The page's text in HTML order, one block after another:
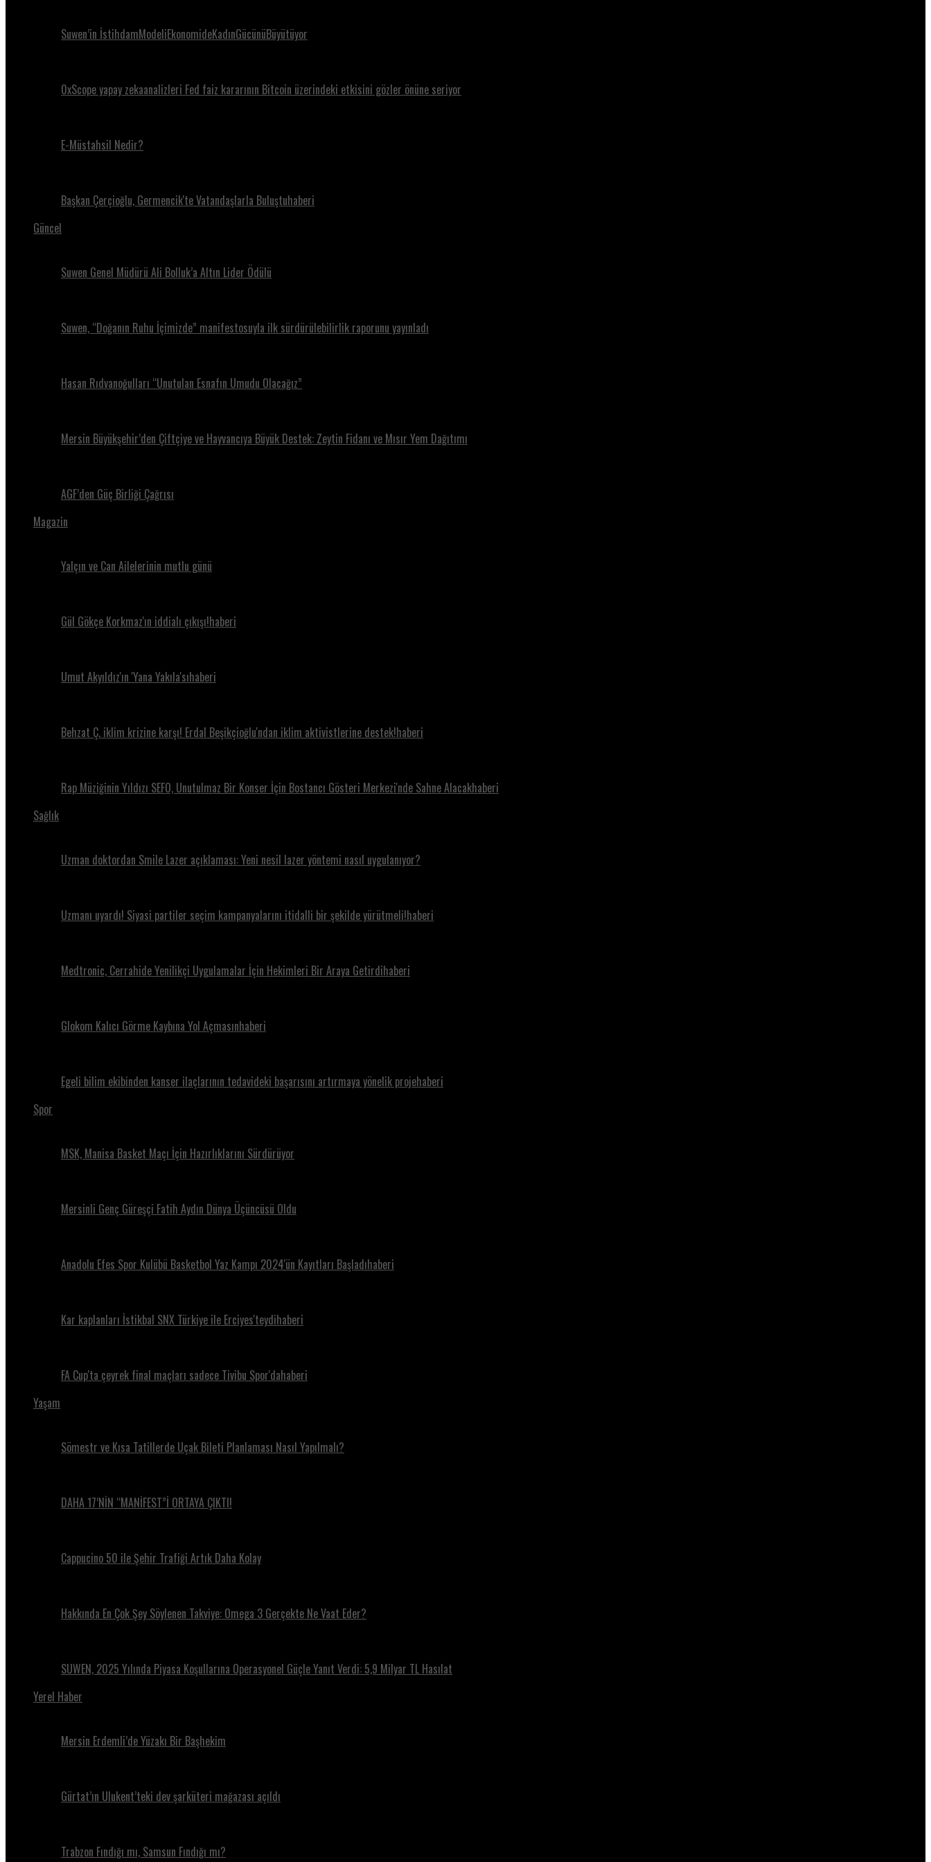
Suwen’in İstihdamModeliEkonomideKadınGücünüBüyütüyor
0xScope yapay zekaanalizleri Fed faiz kararının Bitcoin üzerindeki etkisini gözler önüne seriyor
E-Müstahsil Nedir?
Başkan Çerçioğlu, Germencik'te Vatandaşlarla Buluştuhaberi
Güncel
Suwen Genel Müdürü Ali Bolluk’a Altın Lider Ödülü
Suwen, “Doğanın Ruhu İçimizde” manifestosuyla ilk sürdürülebilirlik raporunu yayınladı
Hasan Rıdvanoğulları “Unutulan Esnafın Umudu Olacağız”
Mersin Büyükşehir’den Çiftçiye ve Hayvancıya Büyük Destek: Zeytin Fidanı ve Mısır Yem Dağıtımı
AGF’den Güç Birliği Çağrısı
Magazin
Yalçın ve Can Ailelerinin mutlu günü
Gül Gökçe Korkmaz'ın iddialı çıkışı!haberi
Umut Akyıldız'ın 'Yana Yakıla'sıhaberi
Behzat Ç. iklim krizine karşı! Erdal Beşikçioğlu'ndan iklim aktivistlerine destek!haberi
Rap Müziğinin Yıldızı SEFO, Unutulmaz Bir Konser İçin Bostancı Gösteri Merkezi'nde Sahne Alacakhaberi
Sağlık
Uzman doktordan Smile Lazer açıklaması: Yeni nesil lazer yöntemi nasıl uygulanıyor?
Uzmanı uyardı! Siyasi partiler seçim kampanyalarını itidalli bir şekilde yürütmeli!haberi
Medtronic, Cerrahide Yenilikçi Uygulamalar İçin Hekimleri Bir Araya Getirdihaberi
Glokom Kalıcı Görme Kaybına Yol Açmasınhaberi
Egeli bilim ekibinden kanser ilaçlarının tedavideki başarısını artırmaya yönelik projehaberi
Spor
MSK, Manisa Basket Maçı İçin Hazırlıklarını Sürdürüyor
Mersinli Genç Güreşçi Fatih Aydın Dünya Üçüncüsü Oldu
Anadolu Efes Spor Kulübü Basketbol Yaz Kampı 2024'ün Kayıtları Başladıhaberi
Kar kaplanları İstikbal SNX Türkiye ile Erciyes'teydihaberi
FA Cup'ta çeyrek final maçları sadece Tivibu Spor'dahaberi
Yaşam
Sömestr ve Kısa Tatillerde Uçak Bileti Planlaması Nasıl Yapılmalı?
DAHA 17’NİN “MANİFEST”İ ORTAYA ÇIKTI!
Cappucino 50 ile Şehir Trafiği Artık Daha Kolay
Hakkında En Çok Şey Söylenen Takviye: Omega 3 Gerçekte Ne Vaat Eder?
SUWEN, 2025 Yılında Piyasa Koşullarına Operasyonel Güçle Yanıt Verdi: 5,9 Milyar TL Hasılat
Yerel Haber
Mersin Erdemli’de Yüzakı Bir Başhekim
Gürtat’ın Ulukent’teki dev şarküteri mağazası açıldı
Trabzon Fındığı mı, Samsun Fındığı mı?